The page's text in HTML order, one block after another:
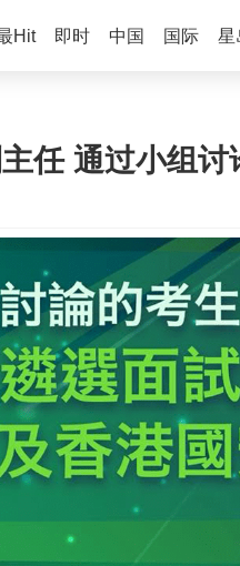
Hit 即时 中国 国际 星
任 通过小组